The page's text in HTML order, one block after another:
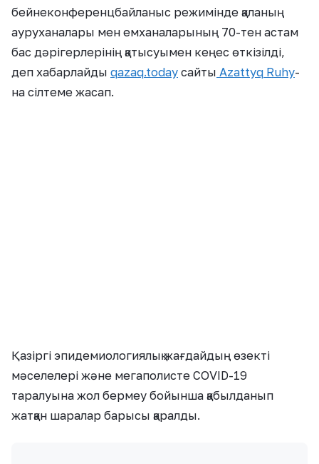
бейнеконференцбайланыс режимінде қаланың
ауруханалары мен емханаларының 70-тен астам
бас дәрігерлерінің қатысуымен кеңес өткізілді,
деп хабарлайды qazaq.today сайты Azattyq Ruhy-
на сілтеме жасап.
Қазіргі эпидемиологиялық жағдайдың өзекті
мәселелері және мегаполисте COVID-19
таралуына жол бермеу бойынша қабылданып
жатқан шаралар барысы қаралды.